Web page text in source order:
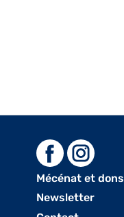
Menu
Mécénat et dons
Newsletter